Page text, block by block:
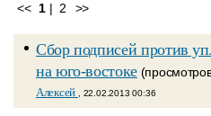
<< 1 | 2 >>
Сбор подписей против
на юго-востоке
Алексей , 22.02.2013 00:36